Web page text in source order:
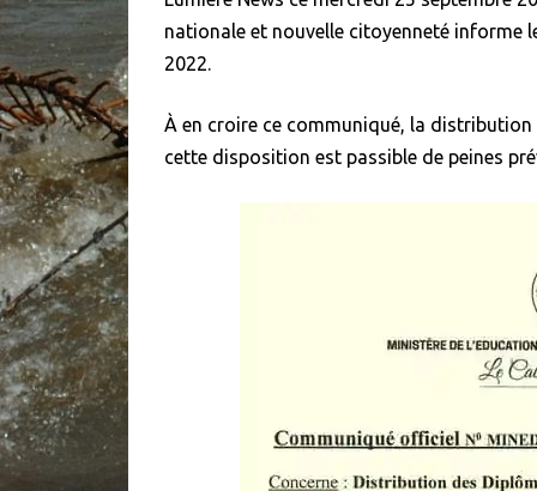
nationale et nouvelle citoyenneté informe
2022.
À en croire ce communiqué, la
cette disposition est passible de peines